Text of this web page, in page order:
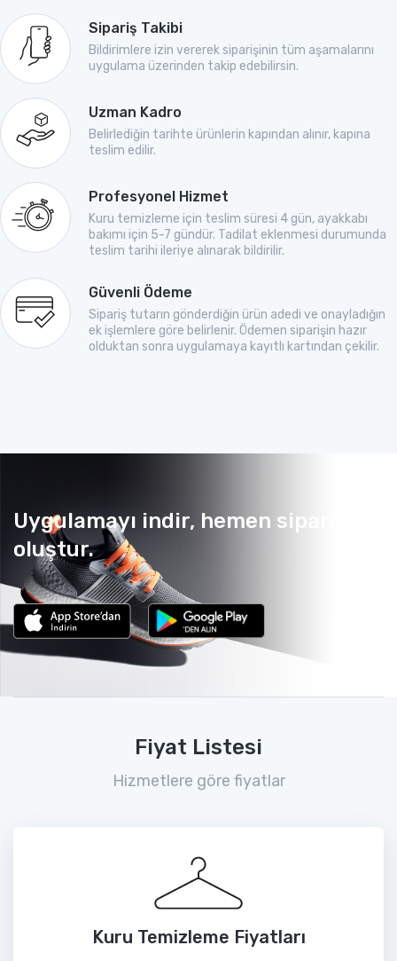
Sipariş Takibi
Bildirimlere izin vererek siparişinin tüm aşamalarını
uygulama üzerinden takip edebilirsin.
Uzman Kadro
Belirlediğin tarihte ürünlerin kapından alınır, kapına
teslim edilir.
Profesyonel Hizmet
Kuru temizleme için teslim süresi 4 gün, ayakkabı
bakımı için 5-7 gündür. Tadilat eklenmesi durumunda
teslim tarihi ileriye alınarak bildirilir.
Güvenli Ödeme
Sipariş tutarın gönderdiğin ürün adedi ve onayladığın
ek işlemlere göre belirlenir. Ödemen siparişin hazır
olduktan sonra uygulamaya kayıtlı kartından çekilir.
Uygulamayı indir, hemen sipariş
oluştur.
Fiyat Listesi
Hizmetlere göre fiyatlar
Kuru Temizleme Fiyatları